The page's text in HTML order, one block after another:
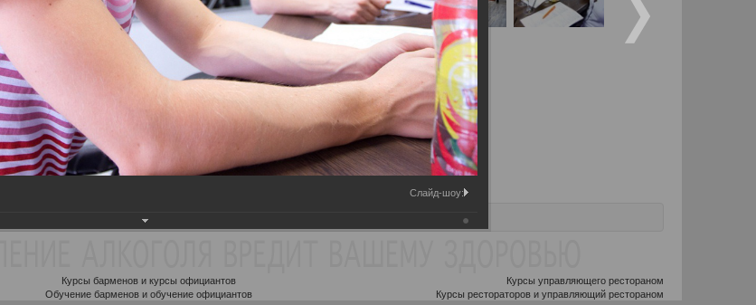
2026 © «ProBarman»
Курсы барменов и курсы официантов
Обучение барменов и обучение официантов
Курсы управляющего рестораном
Курсы рестораторов и управляющий рестораном
Слайд-шоу: